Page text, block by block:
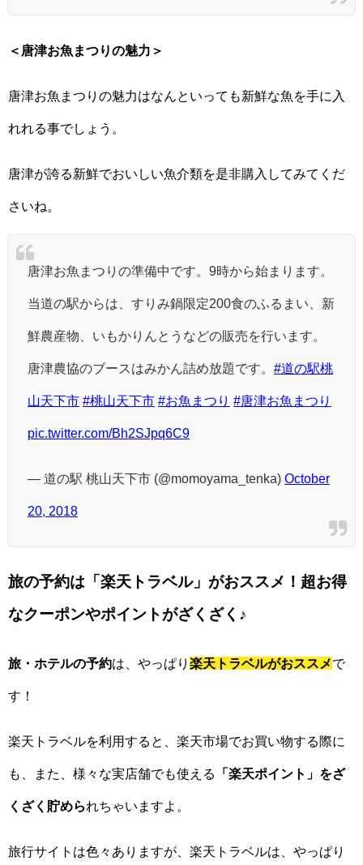
＜唐津お魚まつりの魅力＞
唐津お魚まつりの魅力はなんといっても新鮮な魚を手に入
れれる事でしょう。
唐津が誇る新鮮でおいしい魚介類を是非購入してみてくだ
さいね。
唐津お魚まつりの準備中です。9時から始まります。
当道の駅からは、すりみ鍋限定200食のふるまい、新
鮮農産物、いもかりんとうなどの販売を行います。
唐津農協のブースはみかん詰め放題です。 #道の駅桃
山天下市 #桃山天下市 #お魚まつり #唐津お魚まつり
pic.twitter.com/Bh2SJpq6C9
— 道の駅 桃山天下市 (@momoyama_tenka) October
20, 2018
旅の予約は「楽天トラベル」がおススメ！超お得
なクーポンやポイントがざくざく♪
旅・ホテルの予約は、やっぱり 楽天トラベルがおススメで
す！
楽天トラベルを利用すると、楽天市場でお買い物する際に
も、また、様々な実店舗でも使える 「楽天ポイント」をざ
くざく貯められちゃいますよ。
旅行サイトは色々ありますが、楽天トラベルは、やっぱり